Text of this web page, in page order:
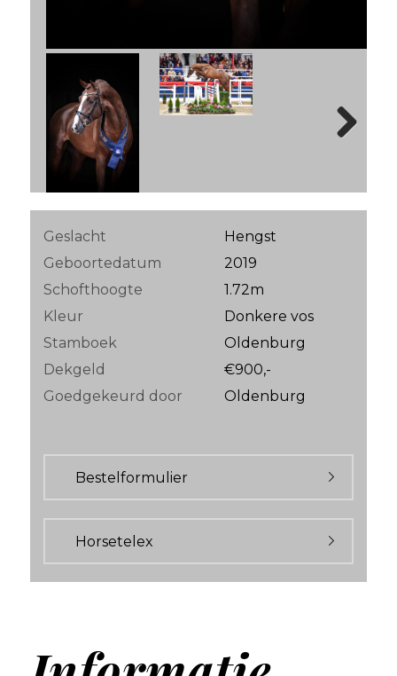
Geslacht
Hengst
Geboortedatum
2019
Schofthoogte
1.72m
Kleur
Donkere vos
Stamboek
Oldenburg
Dekgeld
€900,-
Goedgekeurd door
Oldenburg
Bestelformulier
Horsetelex